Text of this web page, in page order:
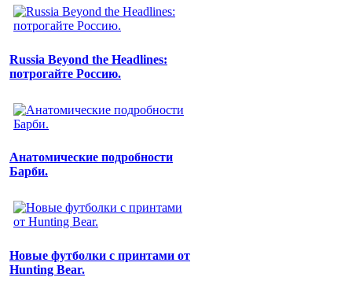
Russia Beyond the Headlines:
потрогайте Россию.
Анатомические подробности
Барби.
Новые футболки с принтами от
Hunting Bear.